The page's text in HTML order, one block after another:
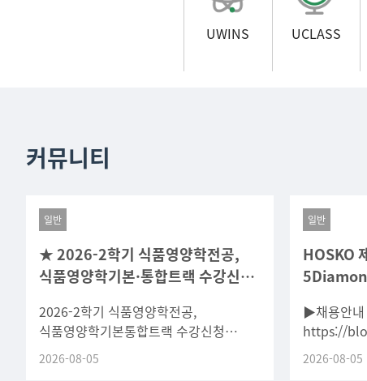
UWINS UCLASS
커뮤니티
일반
★ 2026-2학기 식품영양학전공,
식품영양학기본·통합트랙 수강신청
2026-2학기 식품영양학전공,
식품영양학기본통합트랙 수강신청
안내문* 공지사항 미확인 및 학과 전화
연결 시, 통화 연결이 불가하면 수강
2026-08-05
일반
HOSKO
▶채용안내
https://
2026-08-05